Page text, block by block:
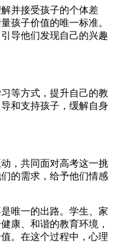
并接受孩子的个体差
孩子价值的唯一标准。
导他们发现自己的兴趣
等方式，提升自己的教
和支持孩子，缓解自身
，共同面对高考这一挑
的需求，给予他们情感
唯一的出路。学生、家
康、和谐的教育环境，
。在这个过程中，心理